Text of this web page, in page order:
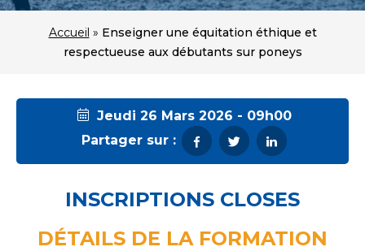
Accueil » Enseigner une équitation éthique et
respectueuse aux débutants sur poneys
Jeudi 26 Mars 2026 - 09h00
Partager sur :
INSCRIPTIONS CLOSES
DÉTAILS DE LA FORMATION